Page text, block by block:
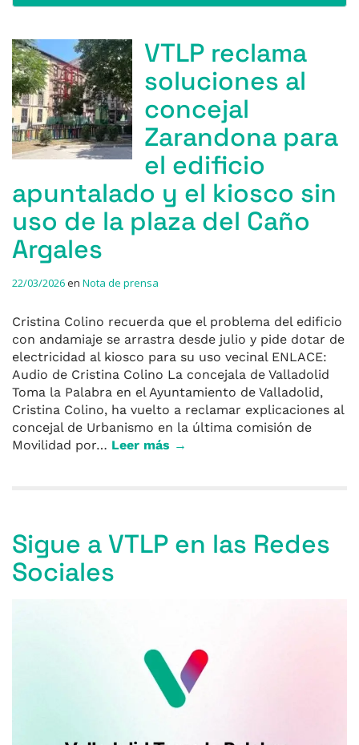
VTLP reclama
soluciones al
concejal
Zarandona para
el edificio
apuntalado y el kiosco sin
uso de la plaza del Caño
Argales
22/03/2026en Nota de prensa
Cristina Colino recuerda que el problema del edificio
con andamiaje se arrastra desde julio y pide dotar de
electricidad al kiosco para su uso vecinal ENLACE:
Audio de Cristina Colino La concejala de Valladolid
Toma la Palabra en el Ayuntamiento de Valladolid,
Cristina Colino, ha vuelto a reclamar explicaciones al
concejal de Urbanismo en la última comisión de
Movilidad por… Leer más →
Sigue a VTLP en las Redes
Sociales